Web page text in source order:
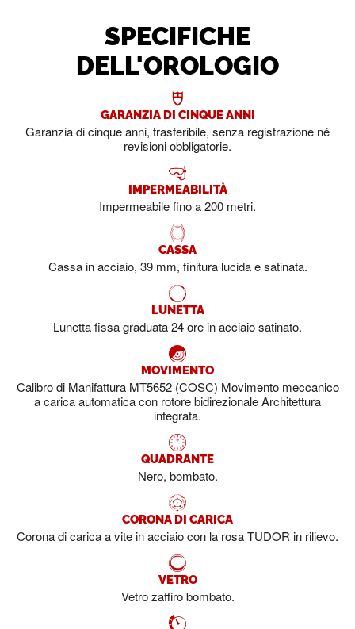
SPECIFICHE
DELL'OROLOGIO
GARANZIA DI CINQUE ANNI
Garanzia di cinque anni, trasferibile, senza registrazione né
revisioni obbligatorie.
IMPERMEABILITÀ
Impermeabile fino a 200 metri.
CASSA
Cassa in acciaio, 39 mm, finitura lucida e satinata.
LUNETTA
Lunetta fissa graduata 24 ore in acciaio satinato.
MOVIMENTO
Calibro di Manifattura MT5652 (COSC) Movimento meccanico
a carica automatica con rotore bidirezionale Architettura
integrata.
QUADRANTE
Nero, bombato.
CORONA DI CARICA
Corona di carica a vite in acciaio con la rosa TUDOR in rilievo.
VETRO
Vetro zaffiro bombato.